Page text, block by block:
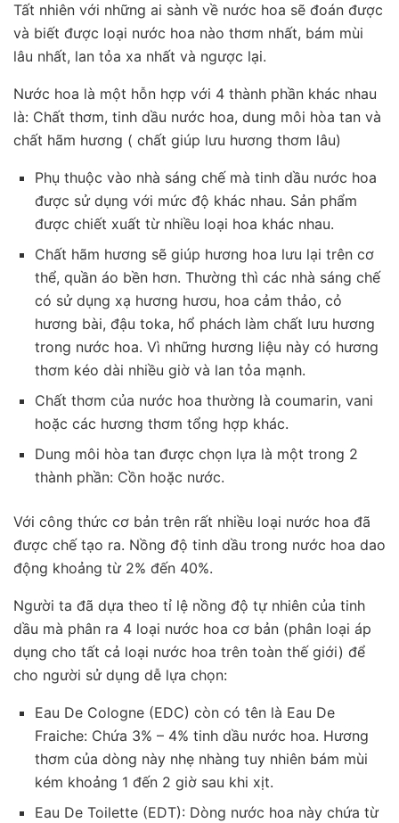
Tất nhiên với những ai sành về nước hoa sẽ đoán được
và biết được loại nước hoa nào thơm nhất, bám mùi
lâu nhất, lan tỏa xa nhất và ngược lại.
Nước hoa là một hỗn hợp với 4 thành phần khác nhau
là: Chất thơm, tinh dầu nước hoa, dung môi hòa tan và
chất hãm hương ( chất giúp lưu hương thơm lâu)
Phụ thuộc vào nhà sáng chế mà tinh dầu nước hoa
được sử dụng với mức độ khác nhau. Sản phẩm
được chiết xuất từ nhiều loại hoa khác nhau.
Chất hãm hương sẽ giúp hương hoa lưu lại trên cơ
thể, quần áo bền hơn. Thường thì các nhà sáng chế
có sử dụng xạ hương hươu, hoa cảm thảo, cỏ
hương bài, đậu toka, hổ phách làm chất lưu hương
trong nước hoa. Vì những hương liệu này có hương
thơm kéo dài nhiều giờ và lan tỏa mạnh.
Chất thơm của nước hoa thường là coumarin, vani
hoặc các hương thơm tổng hợp khác.
Dung môi hòa tan được chọn lựa là một trong 2
thành phần: Cồn hoặc nước.
Với công thức cơ bản trên rất nhiều loại nước hoa đã
được chế tạo ra. Nồng độ tinh dầu trong nước hoa dao
động khoảng từ 2% đến 40%.
Người ta đã dựa theo tỉ lệ nồng độ tự nhiên của tinh
dầu mà phân ra 4 loại nước hoa cơ bản (phân loại áp
dụng cho tất cả loại nước hoa trên toàn thế giới) để
cho người sử dụng dễ lựa chọn:
Eau De Cologne (EDC) còn có tên là Eau De
Fraiche: Chứa 3% – 4% tinh dầu nước hoa. Hương
thơm của dòng này nhẹ nhàng tuy nhiên bám mùi
kém khoảng 1 đến 2 giờ sau khi xịt.
Eau De Toilette (EDT): Dòng nước hoa này chứa từ